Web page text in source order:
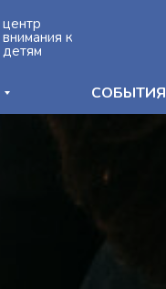
СОБЫТИЯ
центр
внимания к
детям